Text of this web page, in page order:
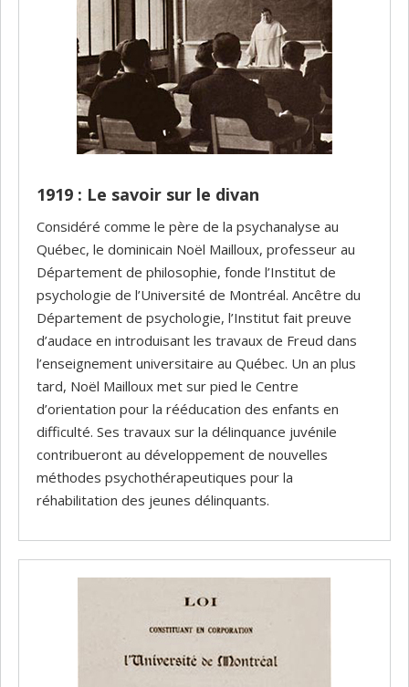
1919 : Le savoir sur le divan
Considéré comme le père de la psychanalyse au
Québec, le dominicain Noël Mailloux, professeur au
Département de philosophie, fonde l’Institut de
psychologie de l’Université de Montréal. Ancêtre du
Département de psychologie, l’Institut fait preuve
d’audace en introduisant les travaux de Freud dans
l’enseignement universitaire au Québec. Un an plus
tard, Noël Mailloux met sur pied le Centre
d’orientation pour la rééducation des enfants en
difficulté. Ses travaux sur la délinquance juvénile
contribueront au développement de nouvelles
méthodes psychothérapeutiques pour la
réhabilitation des jeunes délinquants.